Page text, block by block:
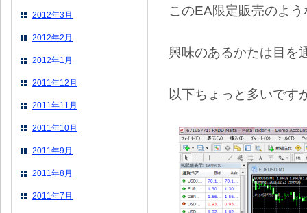
このEA限定販売のよ
興味のあるかたは目を
以下ちょっと多いです
2012年3月
2012年2月
2012年1月
2011年12月
2011年11月
2011年10月
2011年9月
2011年8月
2011年7月